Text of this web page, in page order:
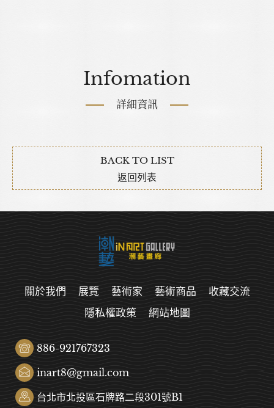
Infomation
詳細資訊
BACK TO LIST
返回列表
關於我們 展覽 藝術家 藝術商品
收藏交流
隱私權政策
網站地圖
886-921767323
inart8@gmail.com
台北市北投區石牌路二段301號B1